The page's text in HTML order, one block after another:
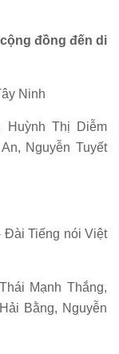
đồng đến di
Ninh
Huỳnh Thị Diễm
Nguyễn Tuyết
Đài Tiếng nói Việt
Mạnh Thắng,
Bằng, Nguyễn